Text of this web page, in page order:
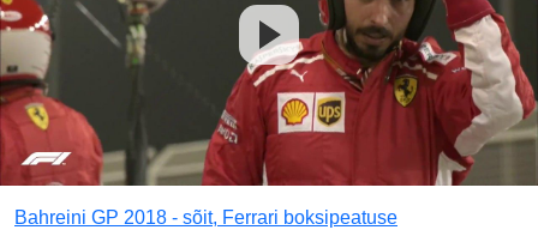
Bahreini GP 2018 - sõit, Ferrari boksipeatuse